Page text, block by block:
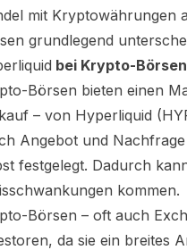
mit Kryptowährungen
grundlegend
bei Krypto-
Börsen bieten einen
– von Hyperliquid
Angebot und
festgelegt. Dadurch
kommen.
Börsen – oft auch
da sie ein breites